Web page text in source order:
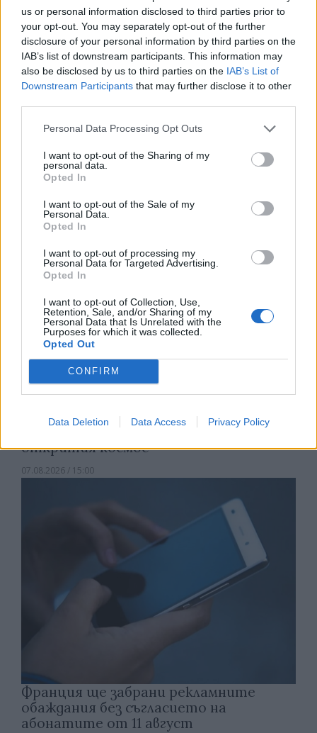
us or personal information disclosed to third parties prior to
your opt-out. You may separately opt-out of the further
disclosure of your personal information by third parties on the
IAB’s list of downstream participants. This information may
also be disclosed by us to third parties on the IAB’s List of
Downstream Participants that may further disclose it to other
Personal Data Processing Opt Outs
I want to opt-out of the Sharing of my
personal data.
Opted In
I want to opt-out of the Sale of my
Personal Data.
Opted In
I want to opt-out of processing my
Personal Data for Targeted Advertising.
Opted In
I want to opt-out of Collection, Use,
Retention, Sale, and/or Sharing of my
Personal Data that Is Unrelated with the
Purposes for which it was collected.
Opted Out
CONFIRM
Data Deletion Data Access Privacy Policy
Изкуствен интелект за първи път
създаде нови жизнеспособни вируси
07.08.2026 / 15:30
Астронавти на NASA излязоха в
открития космос
07.08.2026 / 15:00
Франция ще забрани рекламните
обаждания без съгласието на
абонатите от 11 август